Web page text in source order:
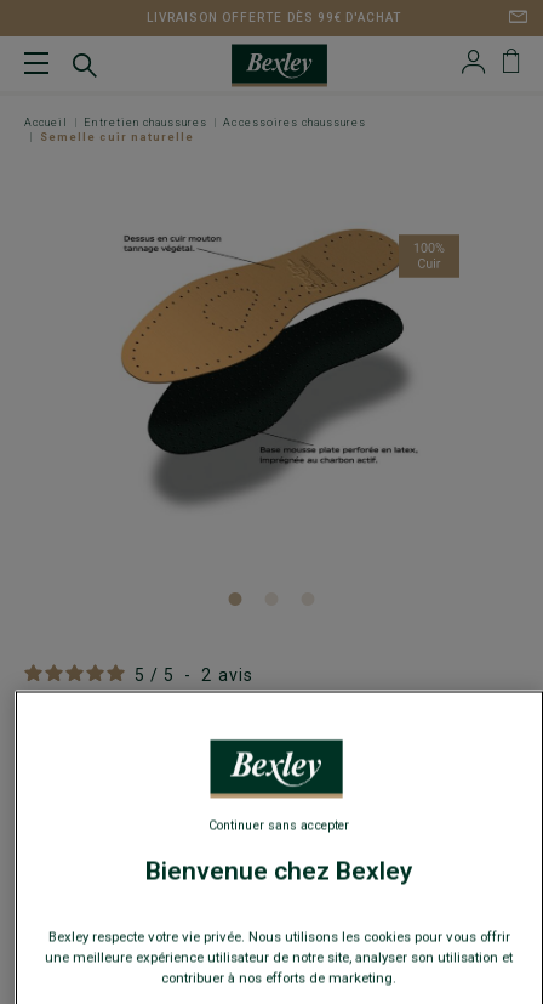
LIVRAISON OFFERTE DÈS 99€ D'ACHAT
Accueil Entretien chaussures
Accessoires chaussures
Semelle cuir naturelle
5 / 5 - 2 avis
Semelle intérieure en cuir pour chaussures - Fixe odeurs et
SOLDES
25€4 accessoires au choix
Payez en plusieurs fois dès 199€ d'achat
Bienvenue chez Bexley
Bexley respecte votre vie privée. Nous utilisons les cookies pour vous offrir
une meilleure expérience utilisateur de notre site, analyser son utilisation et
contribuer à nos efforts de marketing.
Continuer sans accepter